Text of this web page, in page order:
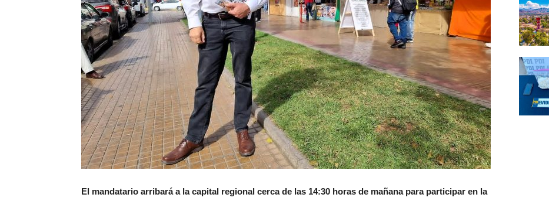
El mandatario arribará a la capital regional cerca de las 14:30 horas de mañana para participar en la